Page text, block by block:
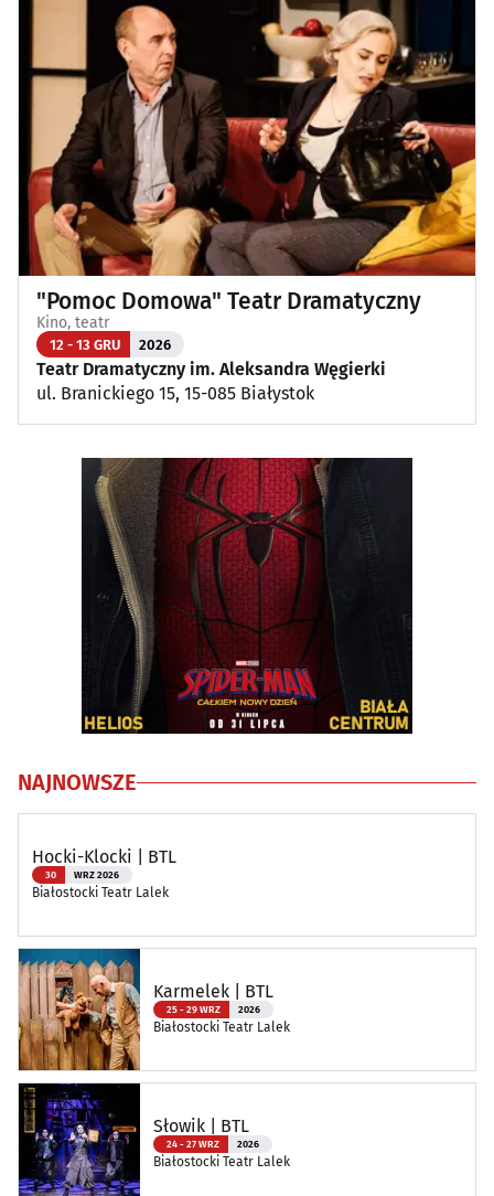
"Pomoc Domowa" Teatr Dramatyczny
Kino, teatr
12 - 13 GRU 2026
Teatr Dramatyczny im. Aleksandra Węgierki
ul. Branickiego 15, 15-085 Białystok
NAJNOWSZE
Hocki-Klocki | BTL
30 WRZ 2026
Białostocki Teatr Lalek
Karmelek | BTL
25 - 29 WRZ 2026
Białostocki Teatr Lalek
Słowik | BTL
24 - 27 WRZ 2026
Białostocki Teatr Lalek